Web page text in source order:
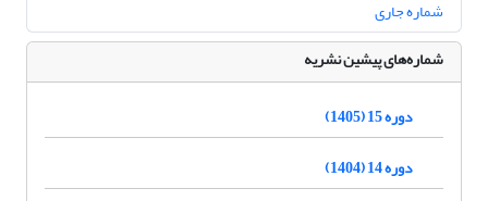
شماره جاری
شماره‌های پیشین نشریه
دوره 15 (1405)
دوره 14 (1404)